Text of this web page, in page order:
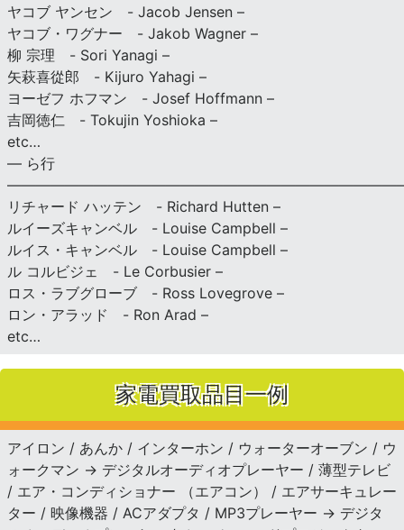
ヤコブ ヤンセン - Jacob Jensen –
ヤコブ・ワグナー - Jakob Wagner –
柳 宗理 - Sori Yanagi –
矢萩喜從郎 - Kijuro Yahagi –
ヨーゼフ ホフマン - Josef Hoffmann –
吉岡徳仁 - Tokujin Yoshioka –
etc…
— ら行
リチャード ハッテン - Richard Hutten –
ルイーズキャンベル - Louise Campbell –
ルイス・キャンベル - Louise Campbell –
ル コルビジェ - Le Corbusier –
ロス・ラブグローブ - Ross Lovegrove –
ロン・アラッド - Ron Arad –
etc…
家電買取品目一例
アイロン / あんか / インターホン / ウォーターオーブン / ウ
ォークマン → デジタルオーディオプレーヤー / 薄型テレビ
/ エア・コンディショナー （エアコン） / エアサーキュレー
ター / 映像機器 / ACアダプタ / MP3プレーヤー → デジタ